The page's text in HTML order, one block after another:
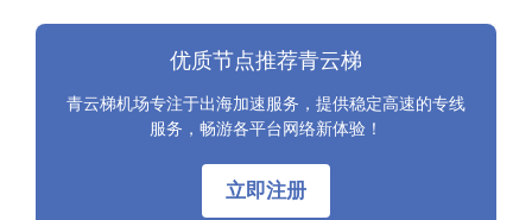
优质节点推荐青云梯
青云梯机场专注于出海加速服务，提供稳定高速的专线
服务，畅游各平台网络新体验！
立即注册